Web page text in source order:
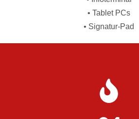
• Tablet PCs
• Signatur-Pad